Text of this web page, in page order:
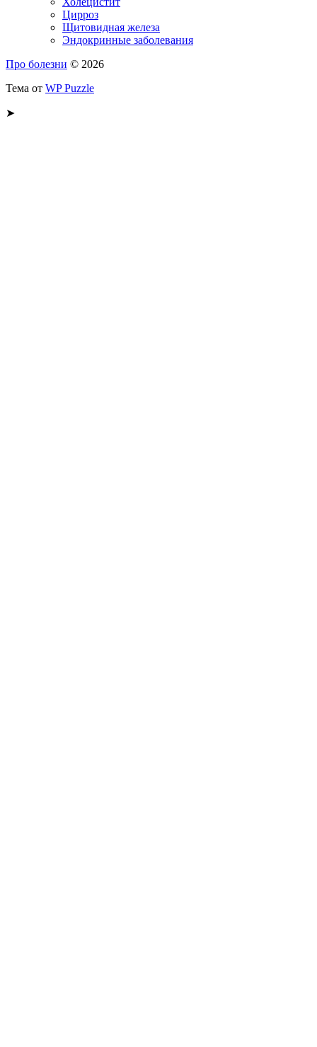
Цирроз
Щитовидная железа
Эндокринные заболевания
Про болезни © 2026
Тема от WP Puzzle
➤